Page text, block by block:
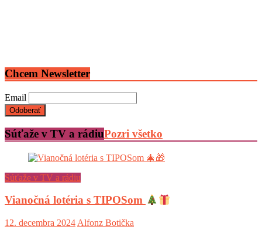
Chcem Newsletter
Email
Súťaže v TV a rádiuPozri všetko
Súťaže v TV a rádiu
Vianočná lotéria s TIPOSom
12. decembra 2024 Alfonz Botička